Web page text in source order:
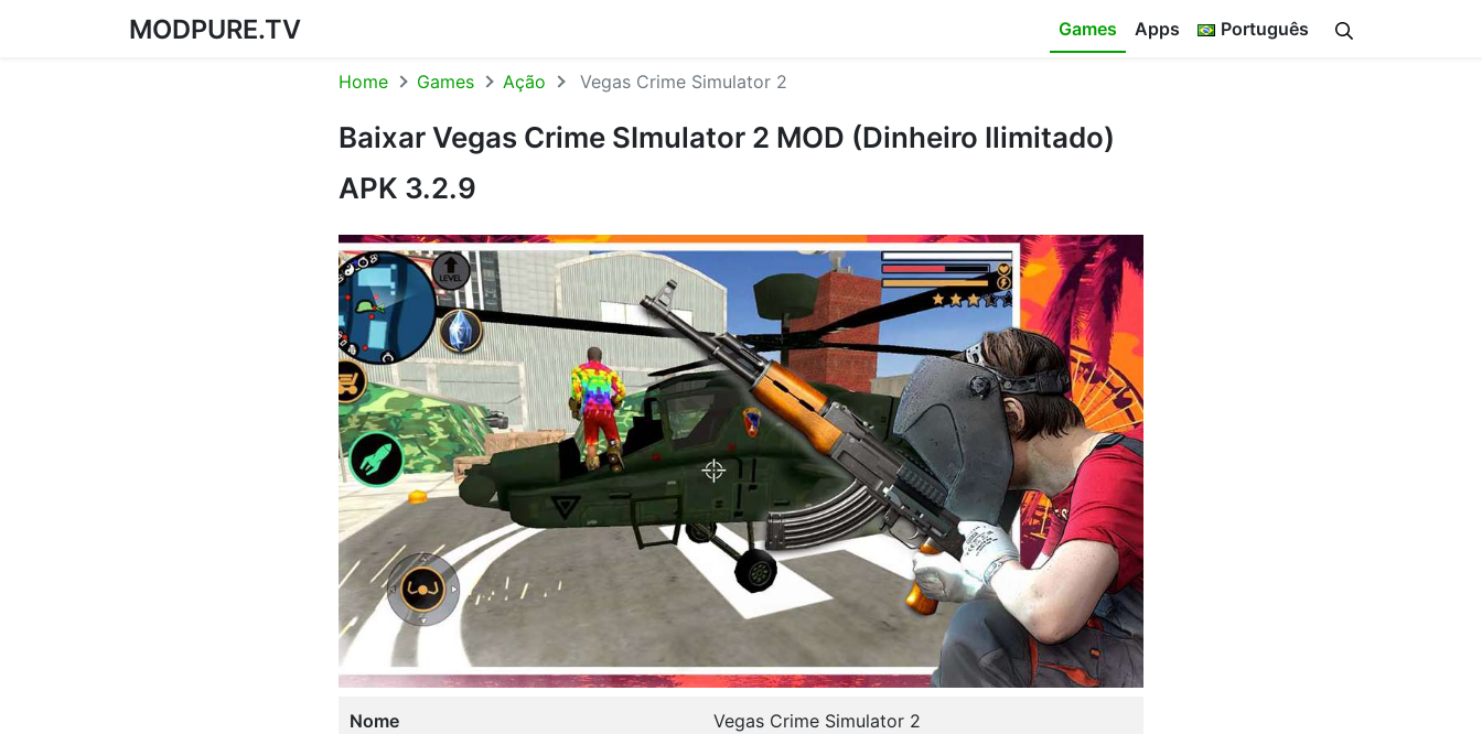
MODPURE.TV Games Apps Português
Home Games Ação Vegas Crime Simulator 2
Baixar Vegas Crime SImulator 2 MOD (Dinheiro Ilimitado)
APK 3.2.9
Nome Vegas Crime Simulator 2